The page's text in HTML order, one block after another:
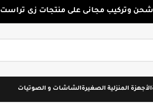
شحن وتركيب مجانى على منتجات زى تراست
الأجهزة المنزلية الصغيرةالشاشات و الصوتيات